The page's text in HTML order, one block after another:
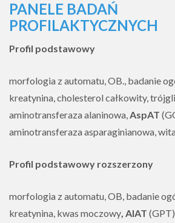
PANELE BADAŃ
PROFILAKTYCZNYCH
Profil podstawowy
morfologia z automatu, OB., badanie
kreatynina, cholesterol całkowity,
aminotransferaza alaninowa,AspAT
aminotransferaza asparaginianowa,
Profil podstawowy rozszerzony
morfologia z automatu, OB, badanie
kreatynina, kwas moczowy, AlAT